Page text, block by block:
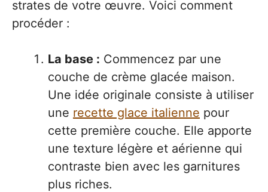
strates de votre œuvre. Voici comment
procéder :
La base : Commencez par une
couche de crème glacée maison.
Une idée originale consiste à utiliser
une recette glace italienne pour
cette première couche. Elle apporte
une texture légère et aérienne qui
contraste bien avec les garnitures
plus riches.